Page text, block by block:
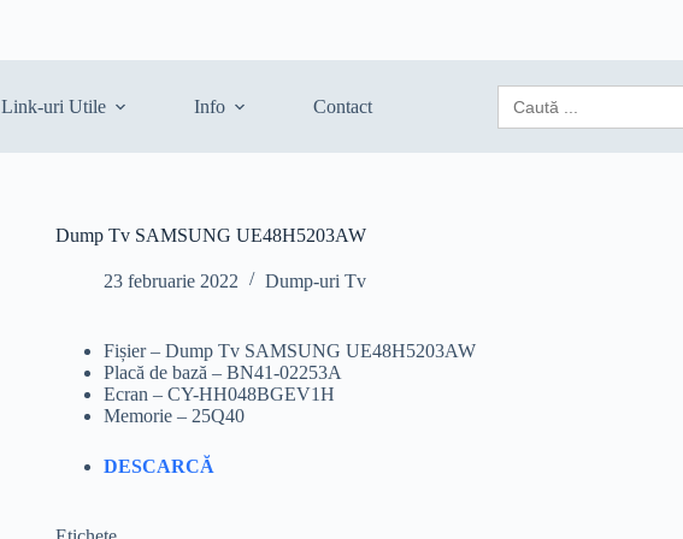
Link-uri Utile Info Contact
Search
for:
Dump Tv SAMSUNG UE48H5203AW
23 februarie 2022 Dump-uri Tv
Fișier – Dump Tv SAMSUNG UE48H5203AW
Placă de bază – BN41-02253A
Ecran – CY-HH048BGEV1H
Memorie – 25Q40
DESCARCĂ